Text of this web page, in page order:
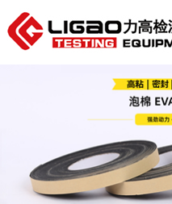
公司首页
服务中心
客户案例